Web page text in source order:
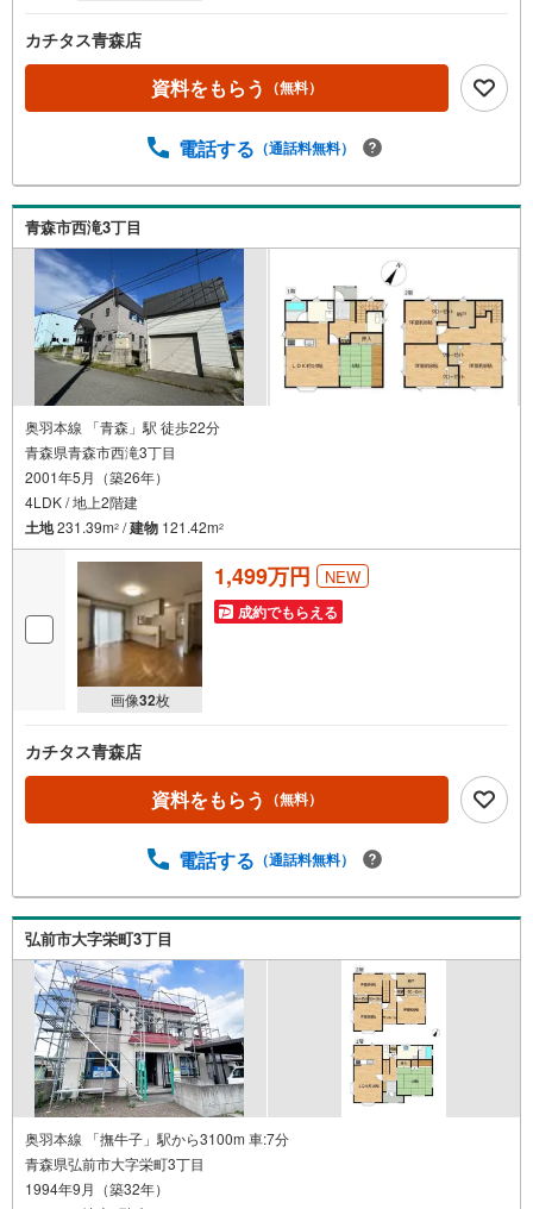
カチタス青森店
資料をもらう （無料）
電話する （通話料無料）
青森市西滝3丁目
奥羽本線 「青森」駅 徒歩22分
青森県青森市西滝3丁目
2001年5月（築26年）
4LDK / 地上2階建
土地231.39m2 /建物 121.42m2
画像32枚
1,499万円 NEW
成約でもらえる
カチタス青森店
資料をもらう （無料）
電話する （通話料無料）
弘前市大字栄町3丁目
奥羽本線 「撫牛子」駅から3100m 車:7分
青森県弘前市大字栄町3丁目
1994年9月（築32年）